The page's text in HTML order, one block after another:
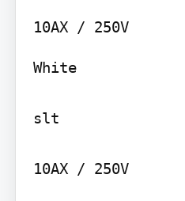
10AX / 250V
White
slt
10AX / 250V